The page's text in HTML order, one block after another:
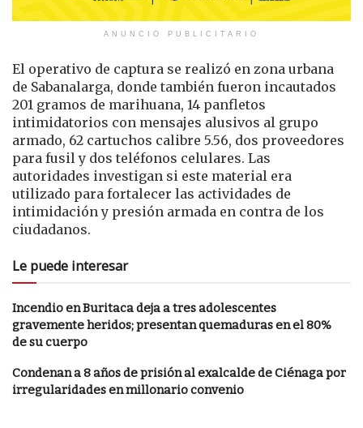
ANUNCIO PUBLICITARIO
El operativo de captura se realizó en zona urbana
de Sabanalarga, donde también fueron incautados
201 gramos de marihuana, 14 panfletos
intimidatorios con mensajes alusivos al grupo
armado, 62 cartuchos calibre 5.56, dos proveedores
para fusil y dos teléfonos celulares. Las
autoridades investigan si este material era
utilizado para fortalecer las actividades de
intimidación y presión armada en contra de los
ciudadanos.
Le puede interesar
Incendio en Buritaca deja a tres adolescentes
gravemente heridos; presentan quemaduras en el 80%
de su cuerpo
Condenan a 8 años de prisión al exalcalde de Ciénaga por
irregularidades en millonario convenio